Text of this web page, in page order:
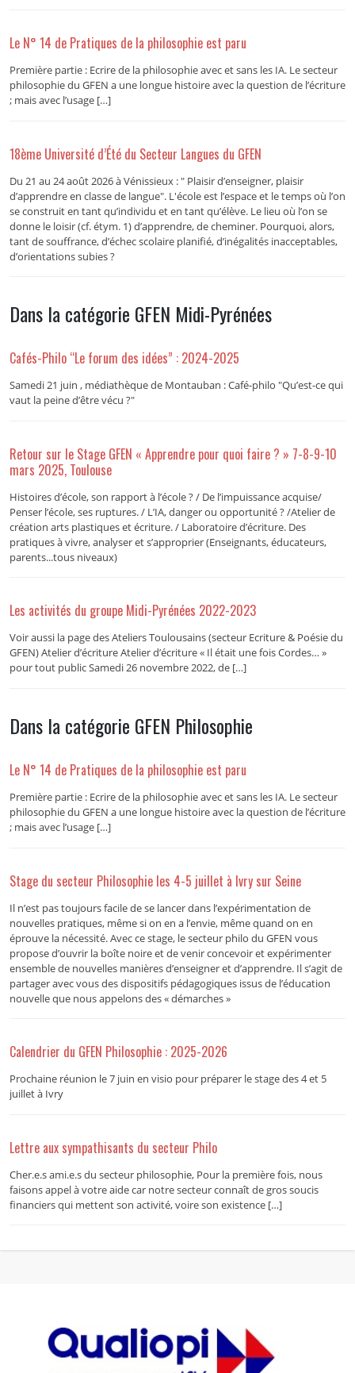
Le N° 14 de Pratiques de la philosophie est paru
Première partie : Ecrire de la philosophie avec et sans les IA. Le secteur
philosophie du GFEN a une longue histoire avec la question de l’écriture
; mais avec l’usage […]
18ème Université d’Été du Secteur Langues du GFEN
Du 21 au 24 août 2026 à Vénissieux : " Plaisir d’enseigner, plaisir
d’apprendre en classe de langue". L'école est l’espace et le temps où l’on
se construit en tant qu’individu et en tant qu’élève. Le lieu où l’on se
donne le loisir (cf. étym. 1) d’apprendre, de cheminer. Pourquoi, alors,
tant de souffrance, d’échec scolaire planifié, d’inégalités inacceptables,
d’orientations subies ?
Dans la catégorie GFEN Midi-Pyrénées
Cafés-Philo “Le forum des idées” : 2024-2025
Samedi 21 juin , médiathèque de Montauban : Café-philo "Qu’est-ce qui
vaut la peine d’être vécu ?"
Retour sur le Stage GFEN « Apprendre pour quoi faire ? » 7-8-9-10
mars 2025, Toulouse
Histoires d’école, son rapport à l’école ? / De l’impuissance acquise/
Penser l’école, ses ruptures. / L’IA, danger ou opportunité ? /Atelier de
création arts plastiques et écriture. / Laboratoire d’écriture. Des
pratiques à vivre, analyser et s’approprier (Enseignants, éducateurs,
parents...tous niveaux)
Les activités du groupe Midi-Pyrénées 2022-2023
Voir aussi la page des Ateliers Toulousains (secteur Ecriture & Poésie du
GFEN) Atelier d’écriture Atelier d’écriture « Il était une fois Cordes… »
pour tout public Samedi 26 novembre 2022, de […]
Dans la catégorie GFEN Philosophie
Le N° 14 de Pratiques de la philosophie est paru
Première partie : Ecrire de la philosophie avec et sans les IA. Le secteur
philosophie du GFEN a une longue histoire avec la question de l’écriture
; mais avec l’usage […]
Stage du secteur Philosophie les 4-5 juillet à Ivry sur Seine
Il n’est pas toujours facile de se lancer dans l’expérimentation de
nouvelles pratiques, même si on en a l’envie, même quand on en
éprouve la nécessité. Avec ce stage, le secteur philo du GFEN vous
propose d’ouvrir la boîte noire et de venir concevoir et expérimenter
ensemble de nouvelles manières d’enseigner et d’apprendre. Il s’agit de
partager avec vous des dispositifs pédagogiques issus de l’éducation
nouvelle que nous appelons des « démarches »
Calendrier du GFEN Philosophie : 2025-2026
Prochaine réunion le 7 juin en visio pour préparer le stage des 4 et 5
juillet à Ivry
Lettre aux sympathisants du secteur Philo
Cher.e.s ami.e.s du secteur philosophie, Pour la première fois, nous
faisons appel à votre aide car notre secteur connaît de gros soucis
financiers qui mettent son activité, voire son existence […]